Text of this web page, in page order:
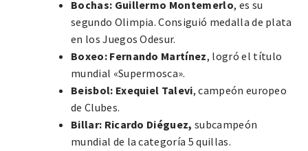
Bochas: Guillermo Montemerlo, es su
segundo Olimpia. Consiguió medalla de plata
en los Juegos Odesur.
Boxeo: Fernando Martínez, logró el título
mundial «Supermosca».
Beisbol: Exequiel Talevi, campeón europeo
de Clubes.
Billar: Ricardo Diéguez, subcampeón
mundial de la categoría 5 quillas.